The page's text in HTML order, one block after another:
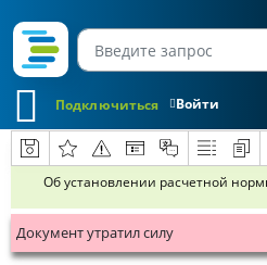
Войти
Подключиться
Об установлении расчетной
Документ утратил силу